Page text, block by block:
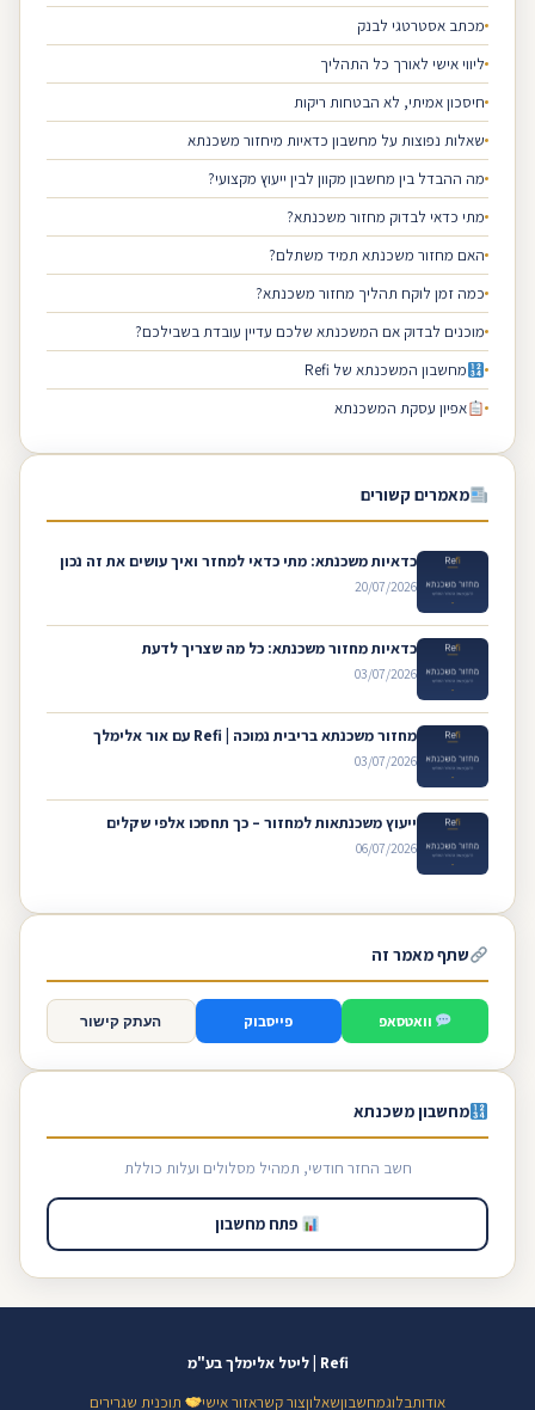
מכתב אסטרטגי לבנק
ליווי אישי לאורך כל התהליך
חיסכון אמיתי, לא הבטחות ריקות
שאלות נפוצות על מחשבון כדאיות מיחזור משכנתא
מה ההבדל בין מחשבון מקוון לבין ייעוץ מקצועי?
מתי כדאי לבדוק מחזור משכנתא?
האם מחזור משכנתא תמיד משתלם?
כמה זמן לוקח תהליך מחזור משכנתא?
מוכנים לבדוק אם המשכנתא שלכם עדיין עובדת בשבילכם?
מחשבון המשכנתא של Refi
אפיון עסקת המשכנתא
מאמרים קשורים
כדאיות משכנתא: מתי כדאי למחזר ואיך עושים את זה נכון
20/07/2026
כדאיות מחזור משכנתא: כל מה שצריך לדעת
03/07/2026
מחזור משכנתא בריבית נמוכה | Refi עם אור אלימלך
03/07/2026
ייעוץ משכנתאות למחזור – כך תחסכו אלפי שקלים
06/07/2026
שתף מאמר זה
וואטסאפ פייסבוק העתק קישור
מחשבון משכנתא
חשב החזר חודשי, תמהיל מסלולים ועלות כוללת
פתח מחשבון
Refi | ליטל אלימלך בע"מ
אודותבלוגמחשבוןשאלוןצור קשראזור אישי תוכנית שגרירים